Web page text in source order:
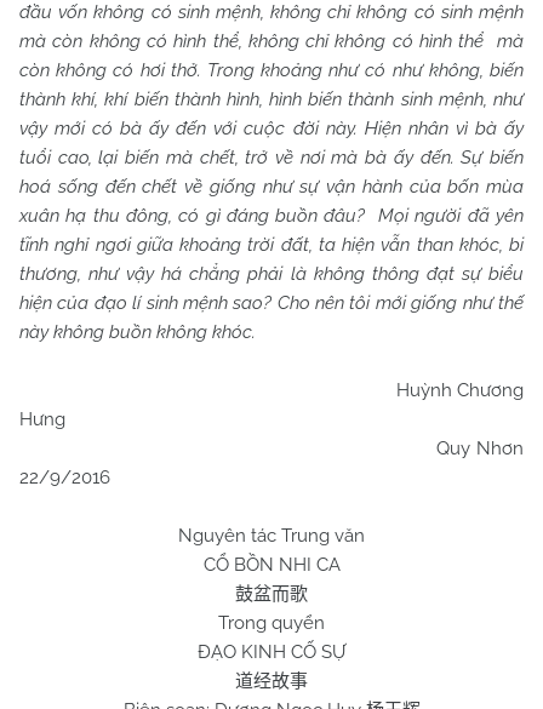
đầu vốn không có sinh mệnh, không chỉ không có sinh mệnh
mà còn không có hình thể, không chỉ không có hình thể mà
còn không có hơi thở. Trong khoảng như có như không, biến
thành khí, khí biến thành hình, hình biến thành sinh mệnh, như
vậy mới có bà ấy đến với cuộc đời này. Hiện nhân vì bà ấy
tuổi cao, lại biến mà chết, trở về nơi mà bà ấy đến. Sự biến
hoá sống đến chết về giống như sự vận hành của bốn mùa
xuân hạ thu đông, có gì đáng buồn đâu? Mọi người đã yên
tĩnh nghỉ ngơi giữa khoảng trời đất, ta hiện vẫn than khóc, bi
thương, như vậy há chẳng phải là không thông đạt sự biểu
hiện của đạo lí sinh mệnh sao? Cho nên tôi mới giống như thế
này không buồn không khóc.
Huỳnh Chương
Hưng
Quy Nhơn
22/9/2016
Nguyên tác Trung văn
CỔ BỒN NHI CA
鼓盆而歌
Trong quyển
ĐẠO KINH CỐ SỰ
道经故事